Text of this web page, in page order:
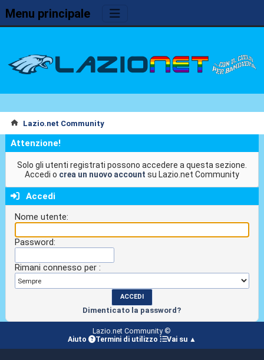
Menu principale
Lazio.net Community
Attenzione!
Solo gli utenti registrati possono accedere a questa sezione.
Accedi o crea un nuovo account su Lazio.net Community
Accedi
Nome utente:
Password:
Rimani connesso per :
Dimenticato la password?
Lazio.net Community ©
Aiuto
Termini di utilizzo Vai su ▲